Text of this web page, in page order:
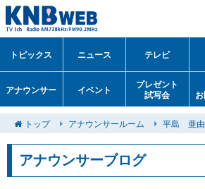
トピックス ニュース テレビ
アナウンサー イベント
プレゼント
試写会
トップ アナウンサールーム 平島 亜由
アナウンサーブログ